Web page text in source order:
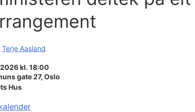
Terje Aasland
kl. 18:00
gate 27, Oslo
Hus